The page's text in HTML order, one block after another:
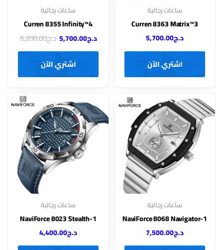
ساعات رجالية
Curren 8363 Matrix™3
د.ج5,700.00
اشتري الآن
ساعات رجالية
Curren 8355 Infinity™4
د.ج5,700.00 د.ج6,200.00
اشتري الآن
ساعات رجالية
NaviForce 8068 Navigator-1
د.ج7,500.00
ساعات رجالية
NaviForce 8023 Stealth-1
د.ج4,400.00